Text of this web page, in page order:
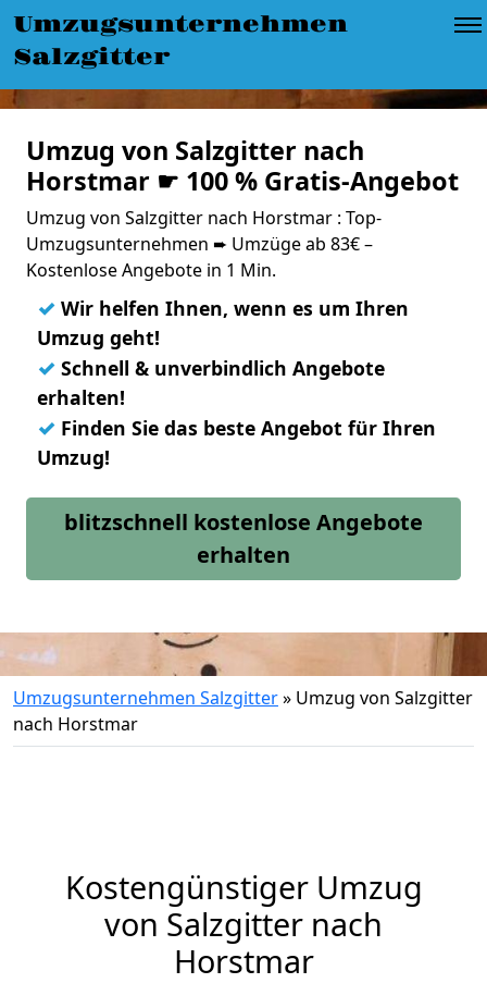
Umzugsunternehmen
Salzgitter
Umzug von Salzgitter nach
Horstmar ☛ 100 % Gratis-Angebot
Umzug von Salzgitter nach Horstmar : Top-
Umzugsunternehmen ➨ Umzüge ab 83€ –
Kostenlose Angebote in 1 Min.
✓ Wir helfen Ihnen, wenn es um Ihren
Umzug geht!
✓ Schnell & unverbindlich Angebote
erhalten!
✓ Finden Sie das beste Angebot für Ihren
Umzug!
blitzschnell kostenlose Angebote
erhalten
Umzugsunternehmen Salzgitter» Umzug von Salzgitter
nach Horstmar
Kostengünstiger Umzug
von Salzgitter nach
Horstmar